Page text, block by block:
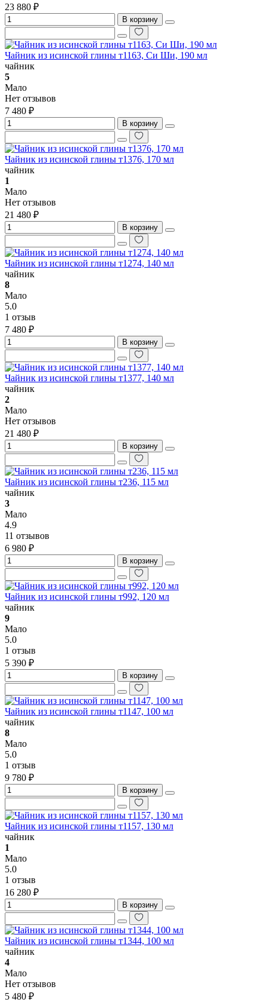
23 880 ₽
В корзину
Чайник из исинской глины т1163, Си Ши, 190 мл
чайник
5
Мало
Нет отзывов
7 480 ₽
В корзину
Чайник из исинской глины т1376, 170 мл
чайник
1
Мало
Нет отзывов
21 480 ₽
В корзину
Чайник из исинской глины т1274, 140 мл
чайник
8
Мало
5.0
1 отзыв
7 480 ₽
В корзину
Чайник из исинской глины т1377, 140 мл
чайник
2
Мало
Нет отзывов
21 480 ₽
В корзину
Чайник из исинской глины т236, 115 мл
чайник
3
Мало
4.9
11 отзывов
6 980 ₽
В корзину
Чайник из исинской глины т992, 120 мл
чайник
9
Мало
5.0
1 отзыв
5 390 ₽
В корзину
Чайник из исинской глины т1147, 100 мл
чайник
8
Мало
5.0
1 отзыв
9 780 ₽
В корзину
Чайник из исинской глины т1157, 130 мл
чайник
1
Мало
5.0
1 отзыв
16 280 ₽
В корзину
Чайник из исинской глины т1344, 100 мл
чайник
4
Мало
Нет отзывов
5 480 ₽